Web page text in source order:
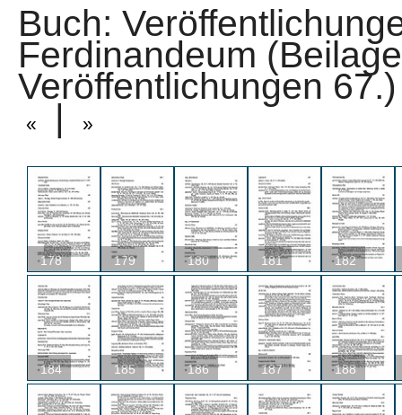
Buch:
Ferdinandeum
Veröffentlichungen
« | »
178 179 180 181 182
184 185 186 187 188